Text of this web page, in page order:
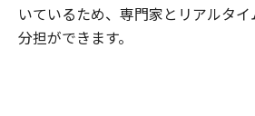
いているため、専門家とリアルタ
分担ができます。